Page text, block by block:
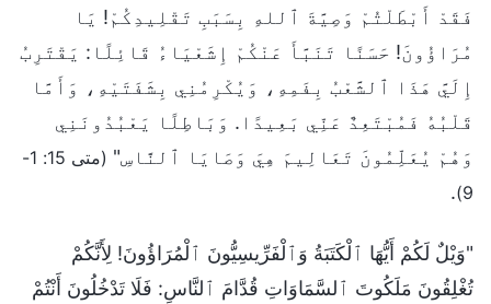
فَقَدْ أَبْطَلْتُمْ وَصِيَّةَ ٱللهِ بِسَبَبِ تَقْلِيدِكُمْ! يَا
مُرَاؤُونَ! حَسَنًا تَنَبَّأَ عَنْكُمْ إِشَعْيَاءُ قَائِلًا: يَقْتَرِبُ
إِلَيَّ هَذَا ٱلشَّعْبُ بِفَمِهِ، وَيُكْرِمُنِي بِشَفَتَيْهِ، وَأَمَّا
قَلْبُهُ فَمُبْتَعِدٌ عَنِّي بَعِيدًا. وَبَاطِلًا يَعْبُدُونَنِي
وَهُمْ يُعَلِّمُونَ تَعَالِيمَ هِيَ وَصَايَا ٱلنَّاسِ"
(متى 15: 1-
9)
.
"وَيْلٌ لَكُمْ أَيُّهَا ٱلْكَتَبَةُ وَٱلْفَرِّيسِيُّونَ ٱلْمُرَاؤُونَ! لِأَنَّكُمْ
تُغْلِقُونَ مَلَكُوتَ ٱلسَّمَاوَاتِ قُدَّامَ ٱلنَّاسِ: فَلَا تَدْخُلُونَ أَنْتُمْ